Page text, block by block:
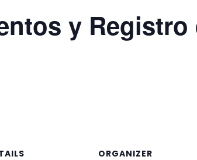
y Registro
ORGANIZER